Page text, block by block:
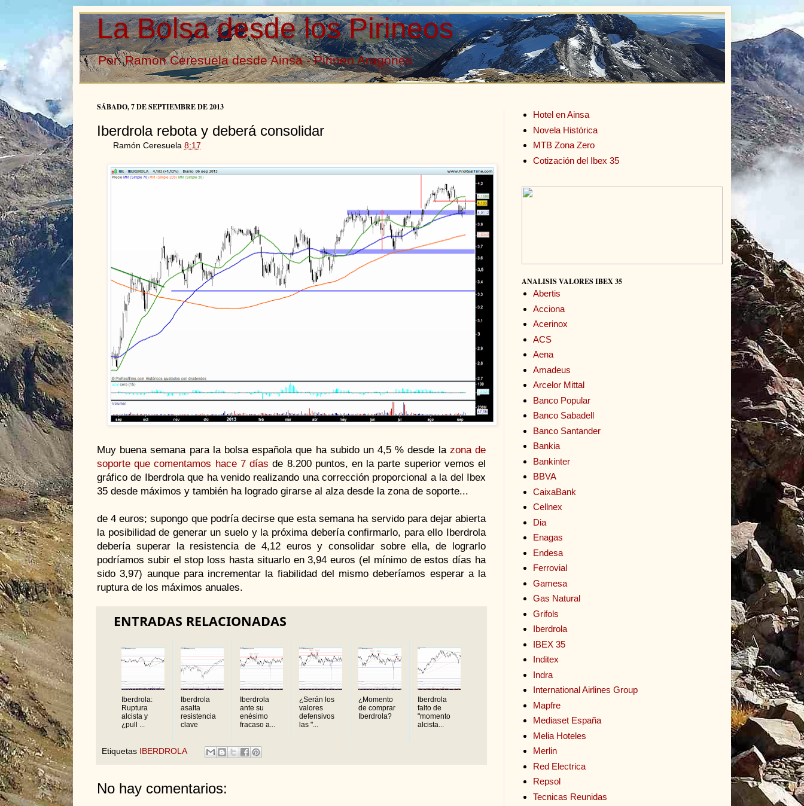
La Bolsa desde los Pirineos
Por: Ramón Ceresuela desde Ainsa - Pirineo Aragonés
SÁBADO, 7 DE SEPTIEMBRE DE 2013
Iberdrola rebota y deberá consolidar
Ramón Ceresuela 8:17
Muy buena semana para la bolsa española que ha subido un 4,5 % desde la zona de
soporte que comentamos hace 7 días de 8.200 puntos, en la parte superior vemos el
gráfico de Iberdrola que ha venido realizando una corrección proporcional a la del Ibex
35 desde máximos y también ha logrado girarse al alza desde la zona de soporte...
de 4 euros; supongo que podría decirse que esta semana ha servido para dejar abierta
la posibilidad de generar un suelo y la próxima debería confirmarlo, para ello Iberdrola
debería superar la resistencia de 4,12 euros y consolidar sobre ella, de lograrlo
podríamos subir el stop loss hasta situarlo en 3,94 euros (el mínimo de estos días ha
sido 3,97) aunque para incrementar la fiabilidad del mismo deberíamos esperar a la
ruptura de los máximos anuales.
ENTRADAS RELACIONADAS
Iberdrola:
Ruptura
alcista y
¿pull ...
Iberdrola
asalta
resistencia
clave
Iberdrola
ante su
enésimo
fracaso a...
¿Serán los
valores
defensivos
las "...
¿Momento
de comprar
Iberdrola?
Iberdrola
falto de
"momento
alcista...
Etiquetas IBERDROLA
No hay comentarios:
Hotel en Ainsa
Novela Histórica
MTB Zona Zero
Cotización del Ibex 35
ANALISIS VALORES IBEX 35
Abertis
Acciona
Acerinox
ACS
Aena
Amadeus
Arcelor Mittal
Banco Popular
Banco Sabadell
Banco Santander
Bankia
Bankinter
BBVA
CaixaBank
Cellnex
Dia
Enagas
Endesa
Ferrovial
Gamesa
Gas Natural
Grifols
Iberdrola
IBEX 35
Inditex
Indra
International Airlines Group
Mapfre
Mediaset España
Melia Hoteles
Merlin
Red Electrica
Repsol
Tecnicas Reunidas